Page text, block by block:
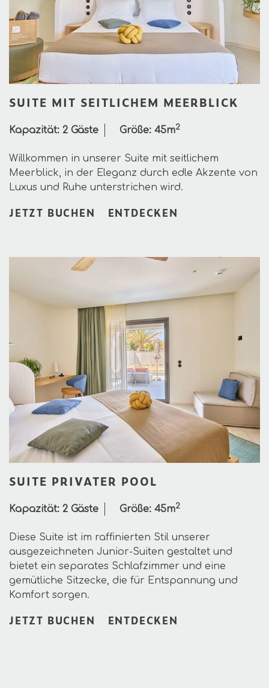
SUITE MIT SEITLICHEM MEERBLICK
Kapazität: 2 Gäste Größe: 45m2
Willkommen in unserer Suite mit seitlichem
Meerblick, in der Eleganz durch edle Akzente von
Luxus und Ruhe unterstrichen wird.
JETZT BUCHEN ENTDECKEN
SUITE PRIVATER POOL
Kapazität: 2 Gäste Größe: 45m2
Diese Suite ist im raffinierten Stil unserer
ausgezeichneten Junior-Suiten gestaltet und
bietet ein separates Schlafzimmer und eine
gemütliche Sitzecke, die für Entspannung und
Komfort sorgen.
JETZT BUCHEN ENTDECKEN